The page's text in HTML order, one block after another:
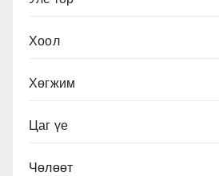
Хоол
Хөгжим
Цаг үе
Чөлөөт